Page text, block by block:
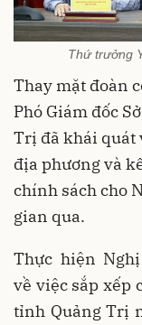
Thứ trưởng
Thay mặt đoàn
Phó Giám đốc
Trị đã khái quát
địa phương và
chính sách cho
gian qua.
Thực hiện Nghị
về việc sắp xếp
tỉnh Quảng Trị